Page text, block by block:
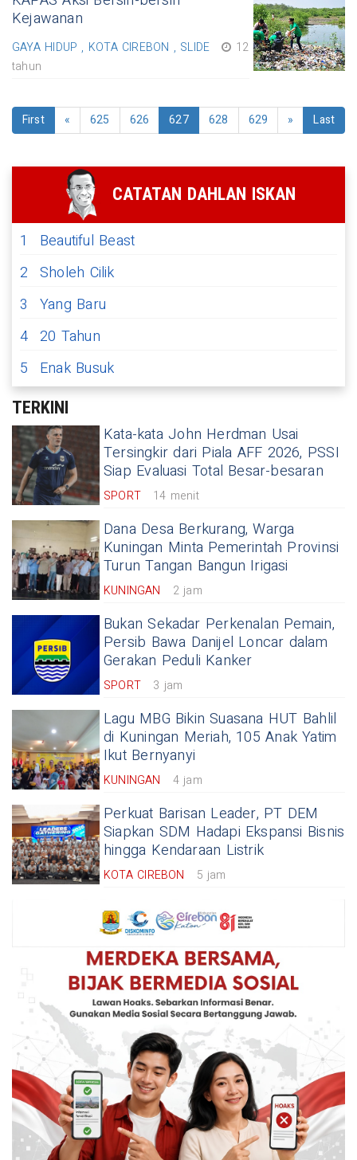
Kejawanan
GAYA HIDUP , KOTA CIREBON , SLIDE
12
tahun
First « 625 626 627 628 629 » Last
CATATAN DAHLAN ISKAN
1
Beautiful Beast
2 Sholeh Cilik
3
Yang Baru
4 20 Tahun
5
Enak Busuk
TERKINI
Kata-kata John Herdman Usai
Tersingkir dari Piala AFF 2026, PSSI
Siap Evaluasi Total Besar-besaran
SPORT 14 menit
Dana Desa Berkurang, Warga
Kuningan Minta Pemerintah Provinsi
Turun Tangan Bangun Irigasi
KUNINGAN 2 jam
Bukan Sekadar Perkenalan Pemain,
Persib Bawa Danijel Loncar dalam
Gerakan Peduli Kanker
SPORT 3 jam
Lagu MBG Bikin Suasana HUT Bahlil
di Kuningan Meriah, 105 Anak Yatim
Ikut Bernyanyi
KUNINGAN 4 jam
Perkuat Barisan Leader, PT DEM
Siapkan SDM Hadapi Ekspansi Bisnis
hingga Kendaraan Listrik
KOTA CIREBON 5 jam